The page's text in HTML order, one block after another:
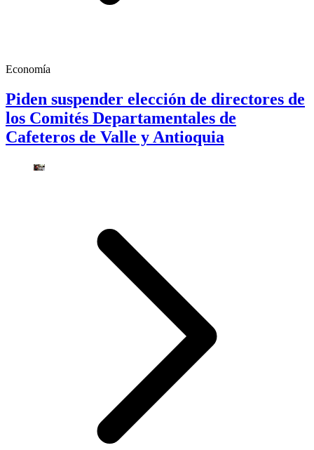
Economía
Piden suspender elección de directores de
los Comités Departamentales de
Cafeteros de Valle y Antioquia